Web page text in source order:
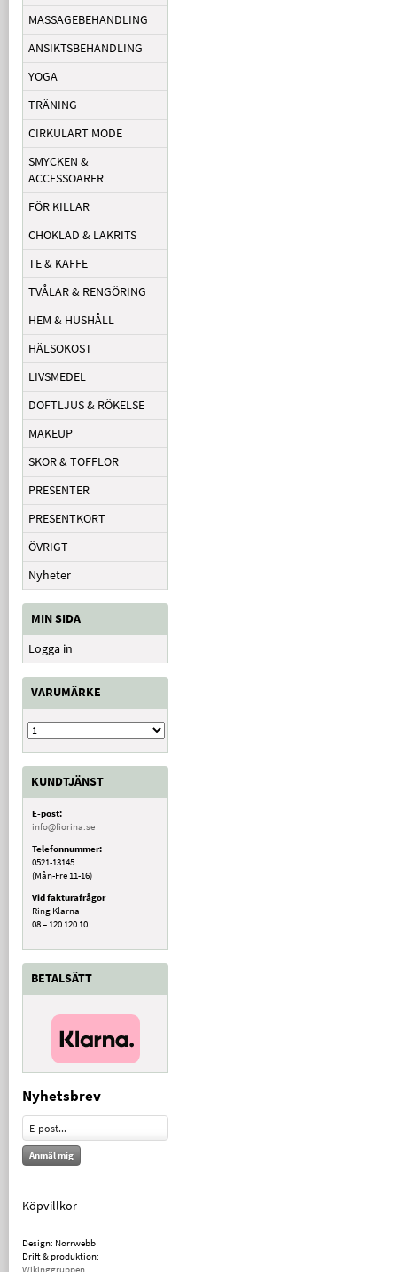
MASSAGEBEHANDLING
ANSIKTSBEHANDLING
YOGA
TRÄNING
CIRKULÄRT MODE
SMYCKEN &
ACCESSOARER
FÖR KILLAR
CHOKLAD & LAKRITS
TE & KAFFE
TVÅLAR & RENGÖRING
HEM & HUSHÅLL
HÄLSOKOST
LIVSMEDEL
DOFTLJUS & RÖKELSE
MAKEUP
SKOR & TOFFLOR
PRESENTER
PRESENTKORT
ÖVRIGT
Nyheter
MIN SIDA
Logga in
VARUMÄRKE
KUNDTJÄNST
E-post:
info@fiorina.se
Telefonnummer:
0521-13145
(Mån-Fre 11-16)
Vid fakturafrågor
Ring Klarna
08 – 120 120 10
BETALSÄTT
Nyhetsbrev
Anmäl mig
Köpvillkor
Design: Norrwebb
Drift & produktion:
Wikinggruppen